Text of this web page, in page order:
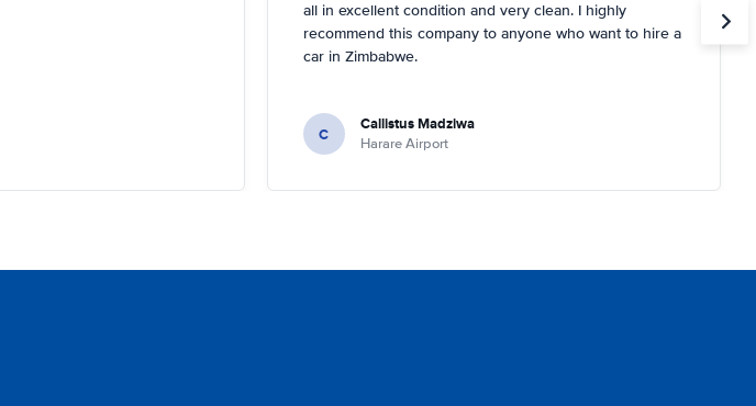
all in excellent condition and very clean. I highly
recommend this company to anyone who want to hire a
car in Zimbabwe.
C Callistus Madziwa
Harare Airport